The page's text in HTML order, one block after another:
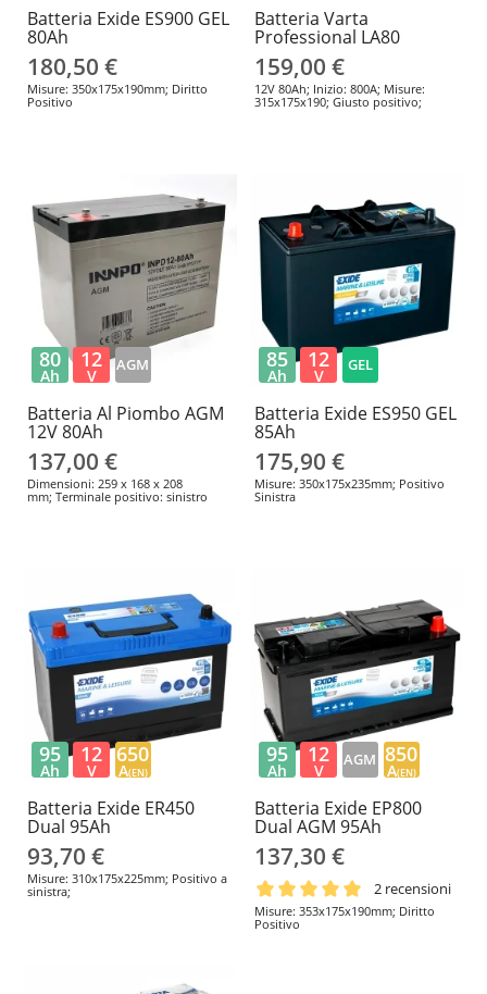
Batteria Exide ES900 GEL
80Ah
180,50 €
Misure: 350x175x190mm; Diritto
Positivo
Batteria Varta
Professional LA80
159,00 €
12V 80Ah; Inizio: 800A; Misure:
315x175x190; Giusto positivo;
Batteria Al Piombo AGM
12V 80Ah
137,00 €
Dimensioni: 259 x 168 x 208
mm; Terminale positivo: sinistro
80
Ah
12
V
AGM
Batteria Exide ES950 GEL
85Ah
175,90 €
Misure: 350x175x235mm; Positivo
Sinistra
85
Ah
12
V
GEL
Batteria Exide ER450
Dual 95Ah
93,70 €
Misure: 310x175x225mm; Positivo a
sinistra;
95
Ah
12
V
650
A(EN)
Batteria Exide EP800
Dual AGM 95Ah
137,30 €
2 recensioni
Misure: 353x175x190mm; Diritto
Positivo
95
Ah
12
V
AGM 850
A(EN)